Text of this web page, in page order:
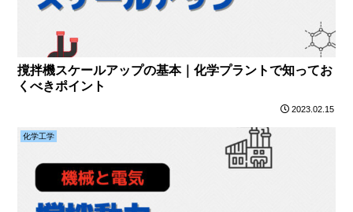
撹拌機スケールアップの基本｜化学プラントで知ってお
くべきポイント
2023.02.15
化学工学